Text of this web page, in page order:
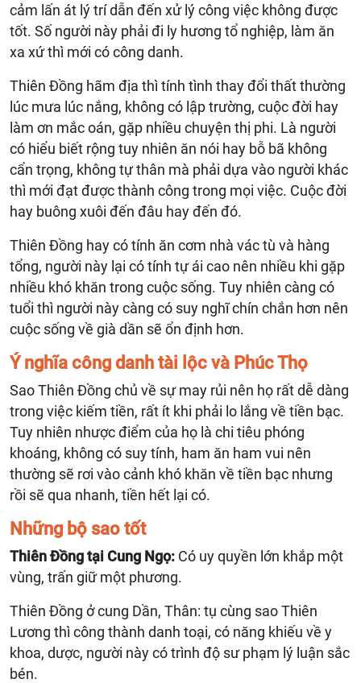
cảm lấn át lý trí dẫn đến xử lý công việc không được
tốt. Số người này phải đi ly hương tổ nghiệp, làm ăn
xa xứ thì mới có công danh.
Thiên Đồng hãm địa thì tính tình thay đổi thất thường
lúc mưa lúc nắng, không có lập trường, cuộc đời hay
làm ơn mắc oán, gặp nhiều chuyện thị phi. Là người
có hiểu biết rộng tuy nhiên ăn nói hay bỗ bã không
cẩn trọng, không tự thân mà phải dựa vào người khác
thì mới đạt được thành công trong mọi việc. Cuộc đời
hay buông xuôi đến đâu hay đến đó.
Thiên Đồng hay có tính ăn cơm nhà vác tù và hàng
tổng, người này lại có tính tự ái cao nên nhiều khi gặp
nhiều khó khăn trong cuộc sống. Tuy nhiên càng có
tuổi thì người này càng có suy nghĩ chín chắn hơn nên
cuộc sống về già dần sẽ ổn định hơn.
Ý nghĩa công danh tài lộc và Phúc Thọ
Sao Thiên Đồng chủ về sự may rủi nên họ rất dễ dàng
trong việc kiếm tiền, rất ít khi phải lo lắng về tiền bạc.
Tuy nhiên nhược điểm của họ là chi tiêu phóng
khoáng, không có suy tính, ham ăn ham vui nên
thường sẽ rơi vào cảnh khó khăn về tiền bạc nhưng
rồi sẽ qua nhanh, tiền hết lại có.
Những bộ sao tốt
Thiên Đồng tại Cung Ngọ: Có uy quyền lớn khắp một
vùng, trấn giữ một phương.
Thiên Đồng ở cung Dần, Thân: tụ cùng sao Thiên
Lương thì công thành danh toại, có năng khiếu về y
khoa, dược, người này có trình độ sư phạm lý luận sắc
bén.